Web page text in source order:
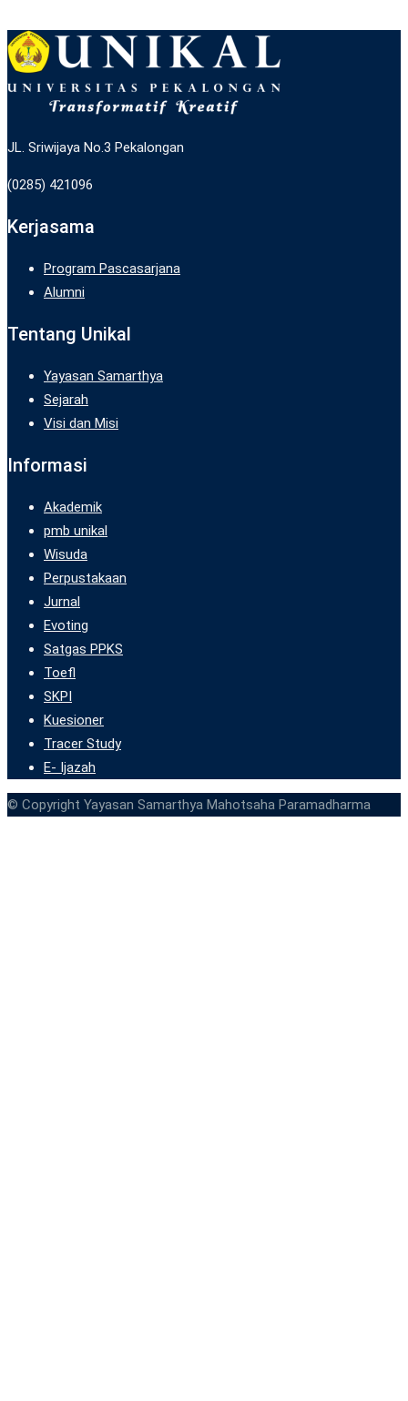
JL. Sriwijaya No.3 Pekalongan
(0285) 421096
Kerjasama
Program Pascasarjana
Alumni
Tentang Unikal
Yayasan Samarthya
Sejarah
Visi dan Misi
Informasi
Akademik
pmb unikal
Wisuda
Perpustakaan
Jurnal
Evoting
Satgas PPKS
Toefl
SKPI
Kuesioner
Tracer Study
E- Ijazah
© Copyright Yayasan Samarthya Mahotsaha Paramadharma